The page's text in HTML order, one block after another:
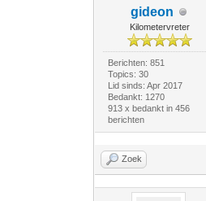
gideon
Kilometervreter
Berichten: 851
Topics: 30
Lid sinds: Apr 2017
Bedankt: 1270
913 x bedankt in 456
berichten
Zoek